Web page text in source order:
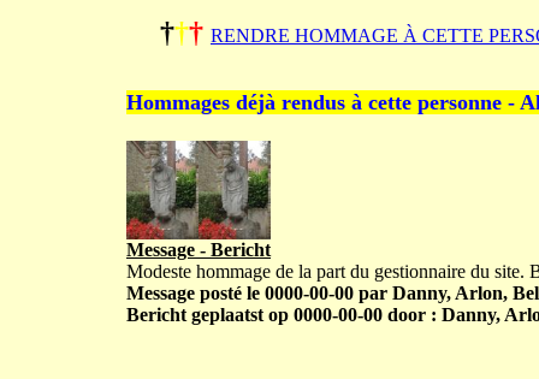
††† RENDRE HOMMAGE À CETTE
Hommages déjà rendus à cette personne -
Message - Bericht
Modeste hommage de la part du gestionnaire du site.
Message posté le 0000-00-00 par Danny, Arlon,
Bericht geplaatst op 0000-00-00 door : Danny,